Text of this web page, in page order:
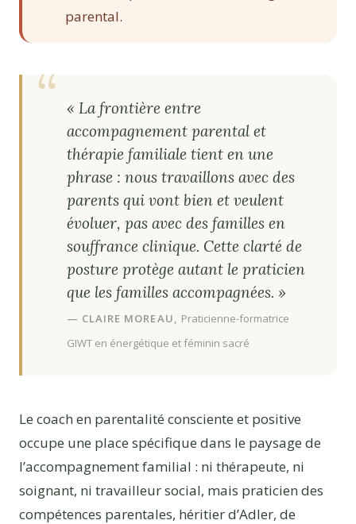
parental.
« La frontière entre
accompagnement parental et
thérapie familiale tient en une
phrase : nous travaillons avec des
parents qui vont bien et veulent
évoluer, pas avec des familles en
souffrance clinique. Cette clarté de
posture protège autant le praticien
que les familles accompagnées. »
— CLAIRE MOREAU, Praticienne-formatrice
GIWT en énergétique et féminin sacré
Le coach en parentalité consciente et positive
occupe une place spécifique dans le paysage de
l’accompagnement familial : ni thérapeute, ni
soignant, ni travailleur social, mais praticien des
compétences parentales, héritier d’Adler, de